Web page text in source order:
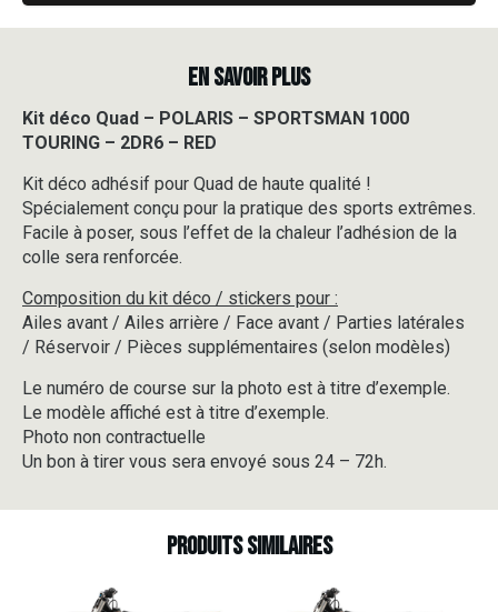
déco
Quad
SPORTSMAN
1000
-
2DR6
-
RED
EN SAVOIR PLUS
Kit déco Quad – POLARIS – SPORTSMAN 1000
TOURING – 2DR6 – RED
Kit déco adhésif pour Quad de haute qualité !
Spécialement conçu pour la pratique des sports extrêmes.
Facile à poser, sous l’effet de la chaleur l’adhésion de la
colle sera renforcée.
Composition du kit déco / stickers pour :
Ailes avant / Ailes arrière / Face avant / Parties latérales
/ Réservoir / Pièces supplémentaires (selon modèles)
Le numéro de course sur la photo est à titre d’exemple.
Le modèle affiché est à titre d’exemple.
Photo non contractuelle
Un bon à tirer vous sera envoyé sous 24 – 72h.
Produits similaires